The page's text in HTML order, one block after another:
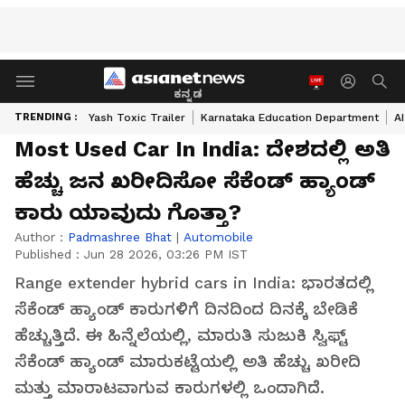
ಕನ್ನಡ
TRENDING : Yash Toxic Trailer Karnataka Education Department
Most Used Car In India: ದೇಶದಲ್ಲಿ ಅತಿ
ಹೆಚ್ಚು ಜನ ಖರೀದಿಸೋ ಸೆಕೆಂಡ್ ಹ್ಯಾಂಡ್
ಕಾರು ಯಾವುದು ಗೊತ್ತಾ?
Author : Padmashree Bhat | Automobile
Published : Jun 28 2026, 03:26 PM IST
Range extender hybrid cars in India: ಭಾರತದಲ್ಲಿ
ಸೆಕೆಂಡ್ ಹ್ಯಾಂಡ್ ಕಾರುಗಳಿಗೆ ದಿನದಿಂದ ದಿನಕ್ಕೆ ಬೇಡಿಕೆ
ಹೆಚ್ಚುತ್ತಿದೆ. ಈ ಹಿನ್ನೆಲೆಯಲ್ಲಿ, ಮಾರುತಿ ಸುಜುಕಿ ಸ್ವಿಫ್ಟ್
ಸೆಕೆಂಡ್ ಹ್ಯಾಂಡ್ ಮಾರುಕಟ್ಟೆಯಲ್ಲಿ ಅತಿ ಹೆಚ್ಚು ಖರೀದಿ
ಮತ್ತು ಮಾರಾಟವಾಗುವ ಕಾರುಗಳಲ್ಲಿ ಒಂದಾಗಿದೆ.